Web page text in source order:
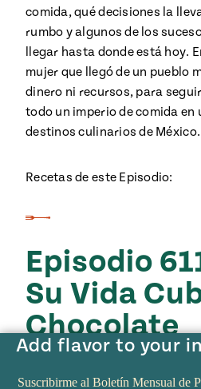
Add flavor to your
comida, qué decisiones la
rumbo y algunos de los
llegar hasta donde está hoy.
mujer que llegó de un pueblo
dinero ni recursos, para
todo un imperio de comida en
destinos culinarios de México.
Recetas de este Episodio:
Episodio
Su Vida
Chocolate